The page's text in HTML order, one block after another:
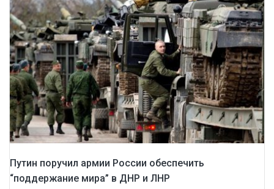
Путин поручил армии России обеспечить
“поддержание мира” в ДНР и ЛНР